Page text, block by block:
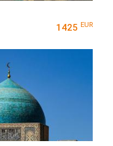
1425 EUR